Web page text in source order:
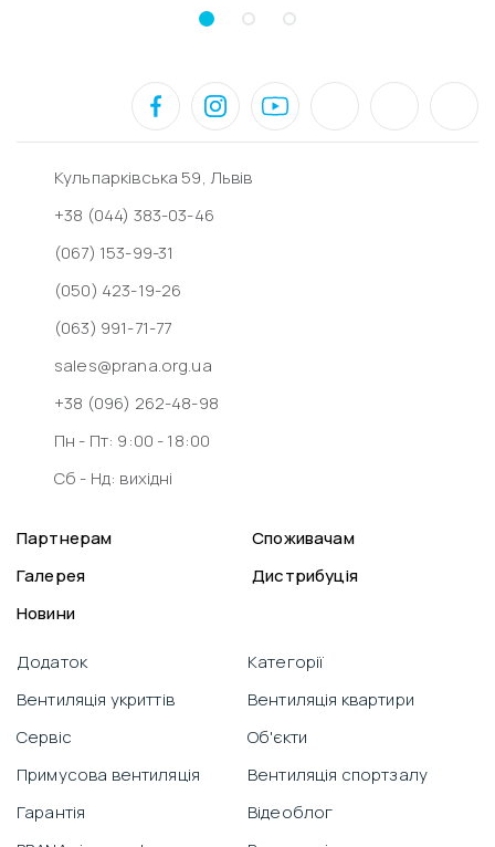
Кульпарківська 59, Львів
+38 (044) 383-03-46
(067) 153-99-31
(050) 423-19-26
(063) 991-71-77
sales@prana.org.ua
+38 (096) 262-48-98
Пн - Пт: 9:00 - 18:00
Сб - Нд: вихідні
Партнерам
Споживачам
Галерея
Дистрибуція
Новини
Додаток
Вентиляція укриттів
Сервіс
Примусова вентиляція
Гарантія
Категорії
Вентиляція квартири
Об'єкти
Вентиляція спортзалу
Відеоблог